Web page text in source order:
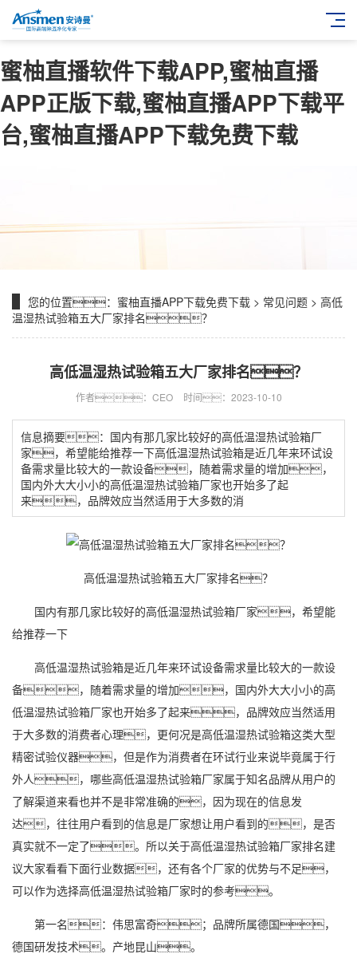
蜜柚直播软件下载APP,蜜柚直播
APP正版下载,蜜柚直播APP下载平
台,蜜柚直播APP下载免费下载
您的位置： 蜜柚直播APP下载免费下载 > 常见问题 > 高低
温湿热试验箱五大厂家排名？
高低温湿热试验箱五大厂家排名？
作者：CEO 时间：2023-10-10
信息摘要：国内有那几家比较好的高低温湿热试验箱厂
家，希望能给推荐一下高低温湿热试验箱是近几年来环试设
备需求量比较大的一款设备，随着需求量的增加，
国内外大大小小的高低温湿热试验箱厂家也开始多了起
来，品牌效应当然适用于大多数的消
高低温湿热试验箱五大厂家排名？
国内有那几家比较好的高低温湿热试验箱厂家，希望能
给推荐一下
高低温湿热试验箱是近几年来环试设备需求量比较大的一款设
备，随着需求量的增加，国内外大大小小的高
低温湿热试验箱厂家也开始多了起来，品牌效应当然适用
于大多数的消费者心理，更何况是高低温湿热试验箱这类大型
精密试验仪器，但是作为消费者在环试行业来说毕竟属于行
外人，哪些高低温湿热试验箱厂家属于知名品牌从用户的
了解渠道来看也并不是非常准确的，因为现在的信息发
达，往往用户看到的信息是厂家想让用户看到的，是否
真实就不一定了。所以关于高低温湿热试验箱厂家排名建
议大家看看下面行业数据，还有各个厂家的优势与不足，
可以作为选择高低温湿热试验箱厂家时的参考。
第一名：伟思富奇；品牌所属德国，
德国研发技术。产地昆山。